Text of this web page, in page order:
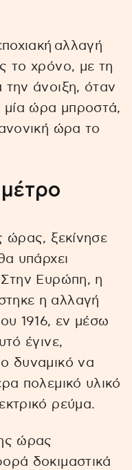
αλλαγή
το χρόνο, με τη
άνοιξη, όταν
μία ώρα μπροστά,
ώρα το
ώρας, ξεκίνησε
υπάρχει
Στην Ευρώπη, η
η αλλαγή
1916, εν μέσω
έγινε,
δυναμικό να
πολεμικό υλικό
ρεύμα.
ώρας
δοκιμαστικά